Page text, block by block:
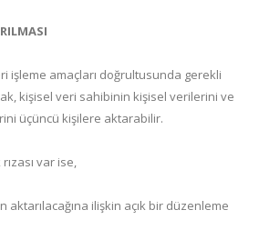
işleme amaçları doğrultusunda gerekli
kişisel veri sahibinin kişisel verilerini ve
üçüncü kişilere aktarabilir.
var ise,
ilişkin açık bir düzenleme